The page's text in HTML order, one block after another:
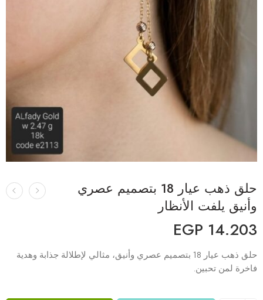
حلق ذهب عيار 18 بتصميم عصري
وأنيق يلفت الأنظار
14.203
EGP
حلق ذهب عيار 18 بتصميم عصري وأنيق، مثالي لإطلالة جذابة وهدية
فاخرة لمن تحبين.